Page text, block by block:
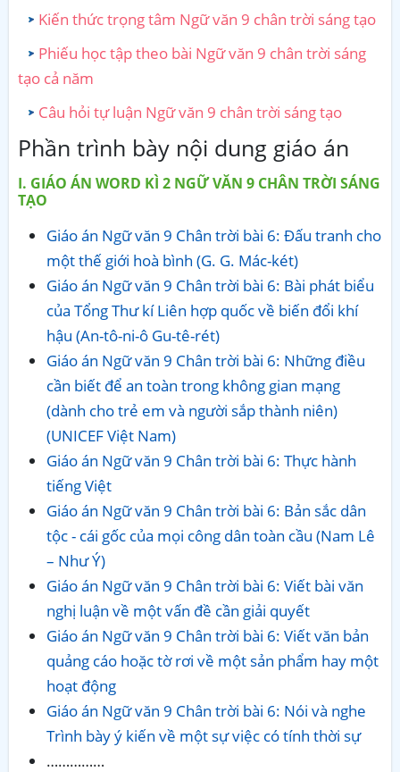
Kiến thức trọng tâm Ngữ văn 9 chân trời sáng tạo
Phiếu học tập theo bài Ngữ văn 9 chân trời sáng
tạo cả năm
Câu hỏi tự luận Ngữ văn 9 chân trời sáng tạo
Phần trình bày nội dung giáo án
I. GIÁO ÁN WORD KÌ 2 NGỮ VĂN 9 CHÂN TRỜI SÁNG
TẠO
Giáo án Ngữ văn 9 Chân trời bài 6: Đấu tranh cho
một thế giới hoà bình (G. G. Mác-két)
Giáo án Ngữ văn 9 Chân trời bài 6: Bài phát biểu
của Tổng Thư kí Liên hợp quốc về biến đổi khí
hậu (An-tô-ni-ô Gu-tê-rét)
Giáo án Ngữ văn 9 Chân trời bài 6: Những điều
cần biết để an toàn trong không gian mạng
(dành cho trẻ em và người sắp thành niên)
(UNICEF Việt Nam)
Giáo án Ngữ văn 9 Chân trời bài 6: Thực hành
tiếng Việt
Giáo án Ngữ văn 9 Chân trời bài 6: Bản sắc dân
tộc - cái gốc của mọi công dân toàn cầu (Nam Lê
– Như Ý)
Giáo án Ngữ văn 9 Chân trời bài 6: Viết bài văn
nghị luận về một vấn đề cần giải quyết
Giáo án Ngữ văn 9 Chân trời bài 6: Viết văn bản
quảng cáo hoặc tờ rơi về một sản phẩm hay một
hoạt động
Giáo án Ngữ văn 9 Chân trời bài 6: Nói và nghe
Trình bày ý kiến về một sự việc có tính thời sự
……………